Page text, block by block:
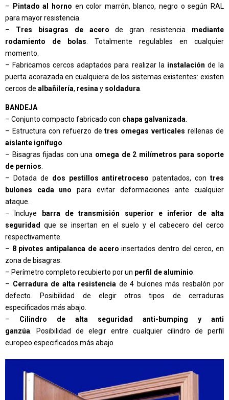
– Pintado al horno en color marrón, blanco, negro o según RAL
para mayor resistencia.
– Tres bisagras de acero de gran resistencia mediante
rodamiento de bolas . Totalmente regulables en cualquier
momento.
– Fabricamos cercos adaptados para realizar la instalación de la
puerta acorazada en cualquiera de los sistemas existentes: existen
cercos de albañilería, resina y soldadura
BANDEJA
– Conjunto compacto fabricado con chapa galvanizada
– Estructura con refuerzo detres omegas verticales rellenas de
aislante ignífugo
– Bisagras fijadas con una omega de 2 milímetros para soporte
de pernios
– Dotada de dos pestillos antiretroceso patentados, con tres
bulones cada uno para evitar deformaciones ante cualquier
ataque.
– Incluye
barra de transmisión superior e inferior de alta
seguridad
que se insertan en el suelo y el cabecero del cerco
respectivamente.
– 8 pivotes antipalanca de acero insertados dentro del cerco, en
zona de bisagras.
– Perímetro completo recubierto por un perfil de aluminio
– Cerradura de alta resistencia de 4 bulones más resbalón por
defecto. Posibilidad de elegir otros tipos de cerraduras
especificados más abajo.
– Cilindro de alta seguridad anti-bumping y anti
ganzúa . Posibilidad de elegir entre cualquier cilindro de perfil
europeo especificados más abajo.